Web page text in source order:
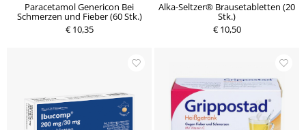
Paracetamol Genericon Bei
Schmerzen und Fieber (60 Stk.)
€ 10,35
Alka-Seltzer® Brausetabletten (20
Stk.)
€ 10,50